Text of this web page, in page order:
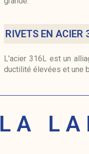
RIVETS EN ACIER
L'acier 316L est un
ductilité élevées et une
LA